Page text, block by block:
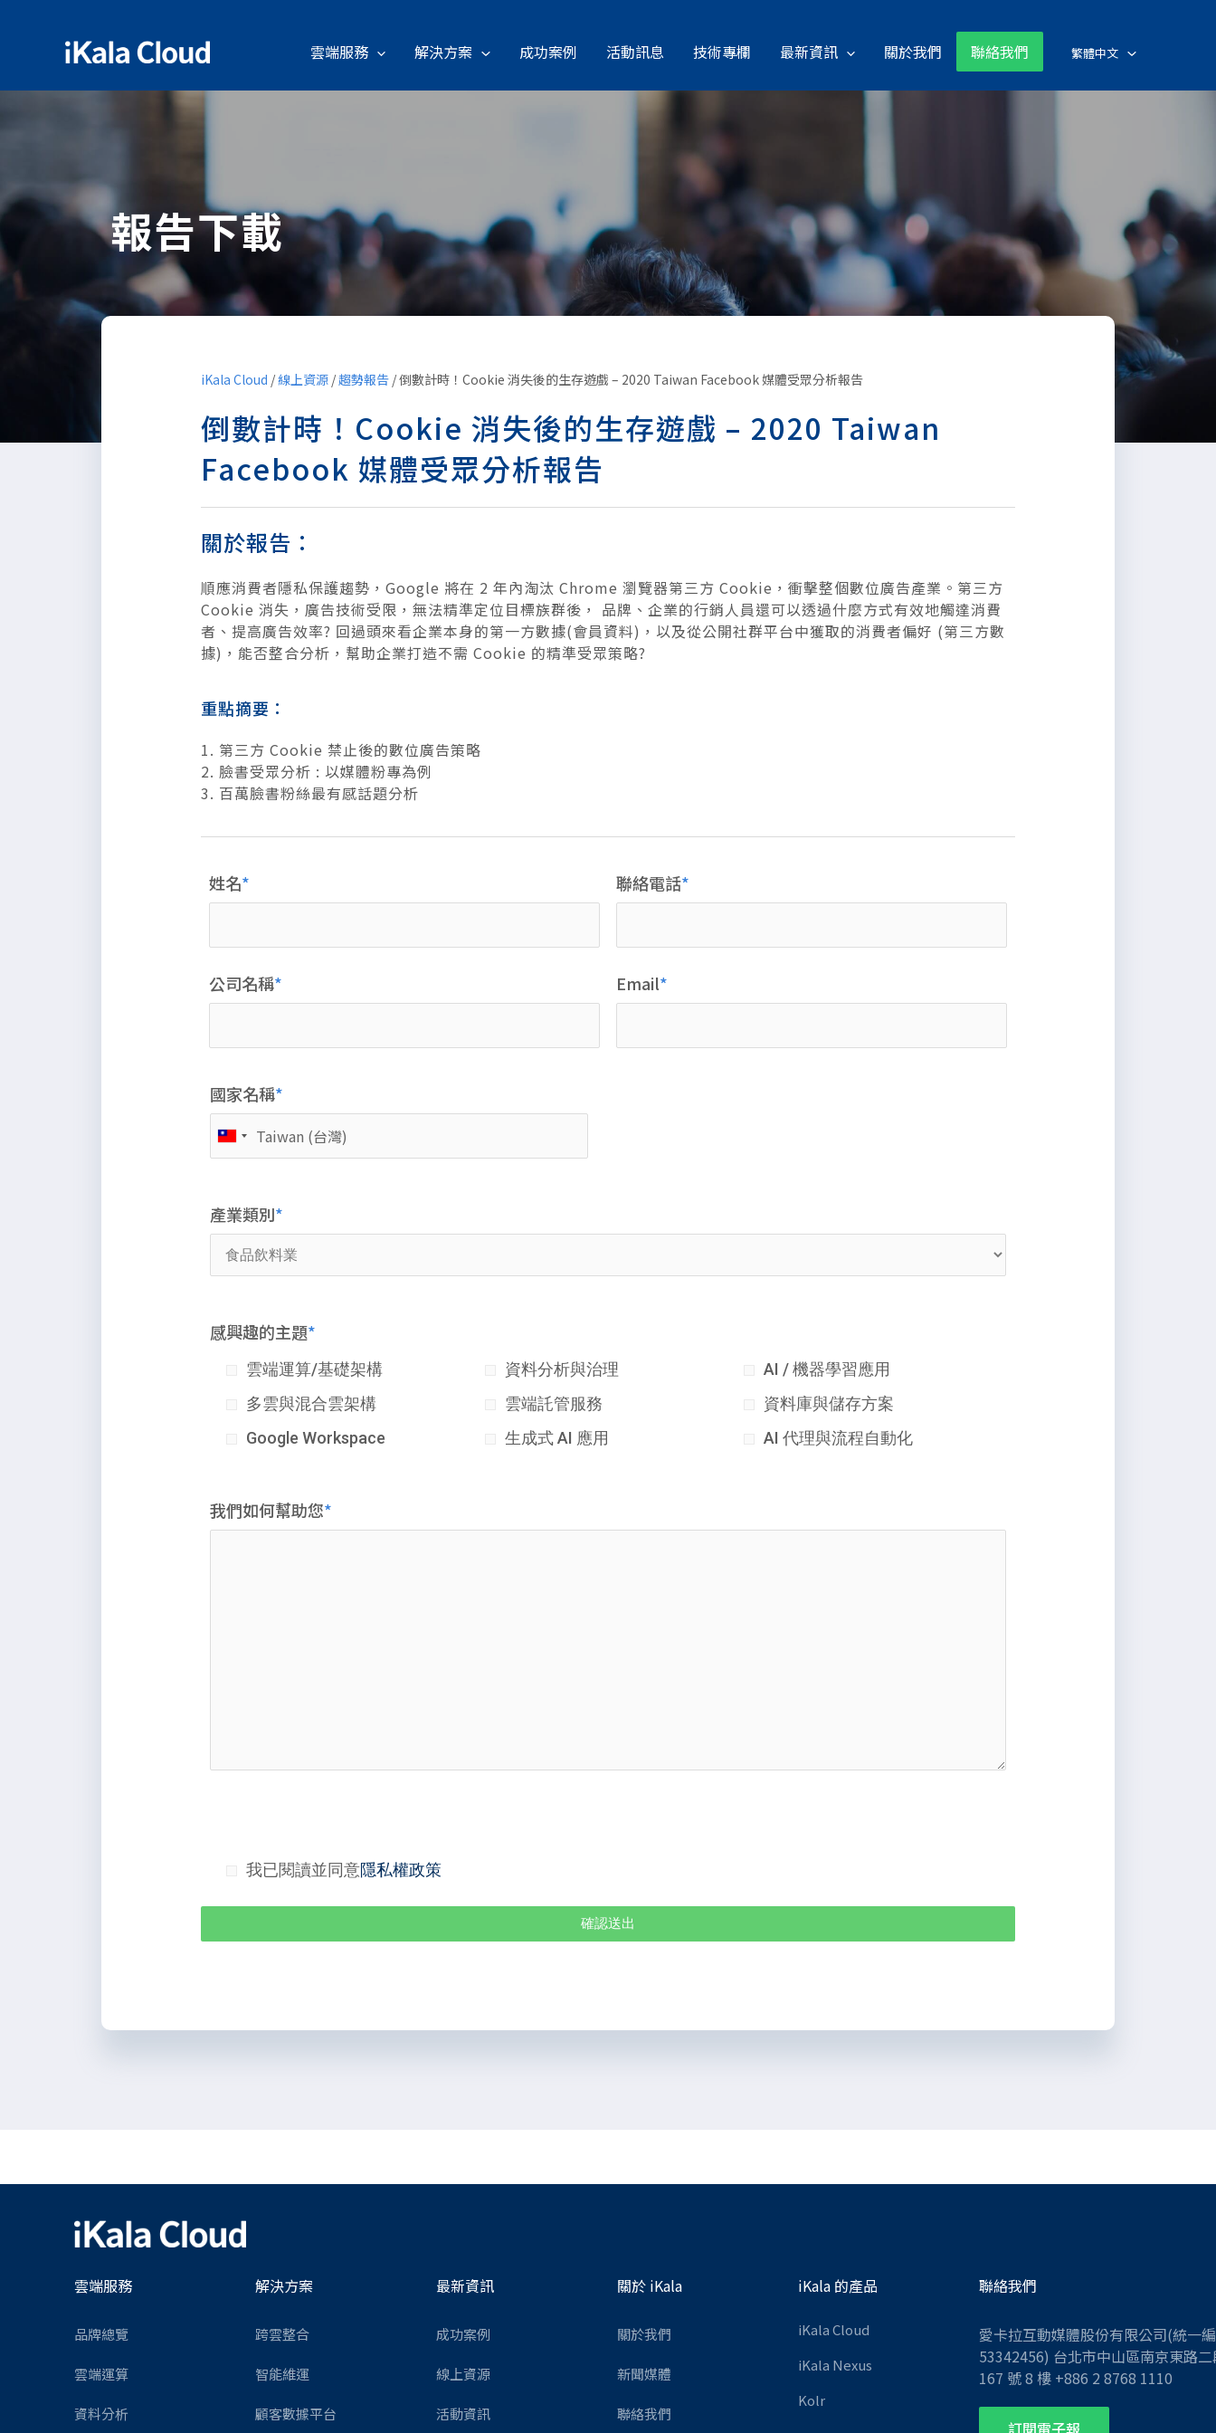
雲端服務 解決方案 成功案例 活動訊息 技術專欄 最新資訊 關於我們 聯絡我們 繁體中文
報告下載
iKala Cloud /線上資源 /趨勢報告 /倒數計時！Cookie 消失後的生存遊戲 – 2020 Taiwan Facebook 媒體受眾分析報告
倒數計時！Cookie 消失後的生存遊戲 – 2020 Taiwan
Facebook 媒體受眾分析報告
關於報告：
順應消費者隱私保護趨勢，Google 將在 2 年內淘汰 Chrome 瀏覽器第三方 Cookie，衝擊整個數位廣告產業。第三方
Cookie 消失，廣告技術受限，無法精準定位目標族群後， 品牌、企業的行銷人員還可以透過什麼方式有效地觸達消費
者、提高廣告效率? 回過頭來看企業本身的第一方數據(會員資料)，以及從公開社群平台中獲取的消費者偏好 (第三方數
據)，能否整合分析，幫助企業打造不需 Cookie 的精準受眾策略?
重點摘要：
1. 第三方 Cookie 禁止後的數位廣告策略
2. 臉書受眾分析 : 以媒體粉專為例
3. 百萬臉書粉絲最有感話題分析
姓名 聯絡電話
公司名稱 Email
國家名稱
產業類別
感興趣的主題
雲端運算/基礎架構 資料分析與治理
AI / 機器學習應用
多雲與混合雲架構
雲端託管服務
資料庫與儲存方案
Google Workspace
生成式 AI 應用 AI 代理與流程自動化
我們如何幫助您
我已閱讀並同意隱私權政策
確認送出
雲端服務
品牌總覽
雲端運算
資料分析
解決方案
跨雲整合
智能維運
顧客數據平台
最新資訊
成功案例
線上資源
活動資訊
關於 iKala
關於我們
新聞媒體
聯絡我們
iKala 的產品
iKala Cloud
iKala Nexus
Kolr
聯絡我們
愛卡拉互動媒體股份有限公司(統一
53342456) 台北市中山區南京東路
167 號 8 樓 +886 2 8768 1110
訂閱電子報